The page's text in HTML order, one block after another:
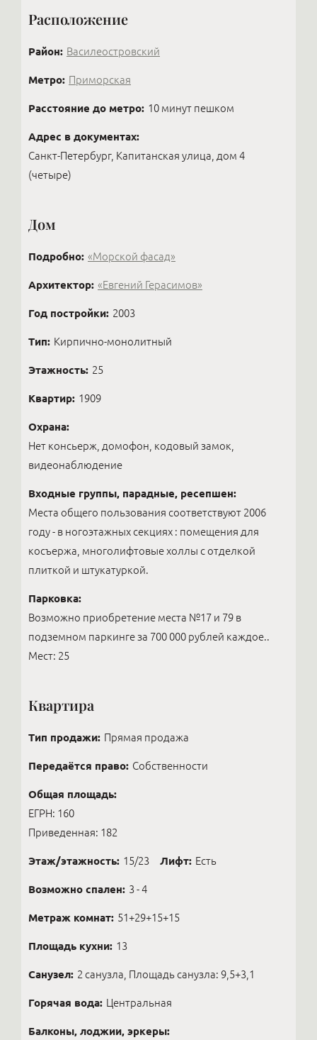
можно удалённо подписать агентский и
платёж оплатить онлайн.
элитном сегменте продают закрыто, через
Расположение
Район: Василеостровский
Метро: Приморская
Расстояние до метро: 10 минут пешком
Адрес в документах:
Санкт-Петербург, Капитанская улица, дом 4
(четыре)
Дом
Подробно: «Морской фасад»
Архитектор: «Евгений Герасимов»
Год постройки: 2003
Тип: Кирпично-монолитный
Этажность: 25
Квартир: 1909
Охрана:
Нет консьерж, домофон, кодовый замок,
видеонаблюдение
Входные группы, парадные, ресепшен:
Места общего пользования соответствуют 2006
году - в ногоэтажных секциях : помещения для
косъержа, многолифтовые холлы с отделкой
плиткой и штукатуркой.
Парковка:
Возможно приобретение места №17 и 79 в
подземном паркинге за 700 000 рублей каждое..
Мест: 25
Квартира
Тип продажи: Прямая продажа
Передаётся право: Собственности
Общая площадь:
ЕГРН: 160
Приведенная: 182
Этаж/этажность: 15/23 Лифт: Есть
Возможно спален: 3 - 4
Метраж комнат: 51+29+15+15
Площадь кухни: 13
Санузел: 2 санузла, Площадь санузла: 9,5+3,1
Горячая вода: Центральная
Балконы, лоджии, эркеры: